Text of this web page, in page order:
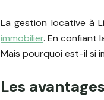
La gestion locative à
immobilier. En confiant
Mais pourquoi est-il si
Les